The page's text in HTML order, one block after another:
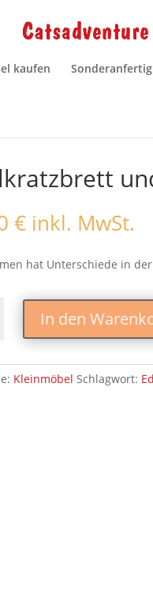
kaufen
€ inkl. MwSt.
hat Unterschiede in
In den
Kleinmöbel Schlagwort: